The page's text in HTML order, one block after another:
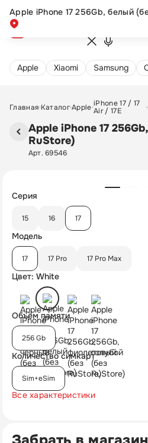
Apple Xiaomi Samsung
Главная КаталогApple iPhone 17 / 17
Air / 17E
Apple iPhone 17
RuStore)
Арт. 69546
Новинка
Серия
15 16 17
Модель
17 17 Pro 17 Pro Max
Цвет: White
Объём памяти
256 Gb
Количество симкарт
Sim+eSim
Все характеристики
Apple iPhone 17 256Gb, белый